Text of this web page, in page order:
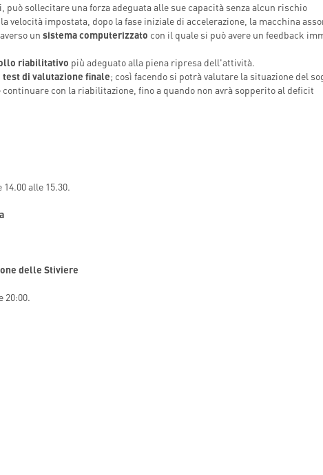
MEDICAL
INDICAZIONI PER IL MEDICO
PRESCRITTORE
E PER IL PAZIENTE
sollecitare una forza adeguata alle sue capacità senza alcun rischio
impostata, dopo la fase iniziale di accelerazione, la macchina
un sistema computerizzato con il quale si può avere un feedback
riabilitativo più adeguato alla piena ripresa dell'attività.
test di valutazione finale; così facendo si potrà valutare la situazione del
con la riabilitazione, fino a quando non avrà sopperito al deficit
alle 15.30.
delle Stiviere
20:00.